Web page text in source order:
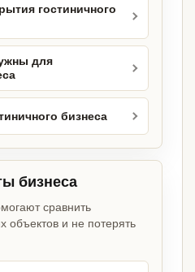
гостиничного
для
бизнеса
бизнеса
сравнить
объектов и не потерять